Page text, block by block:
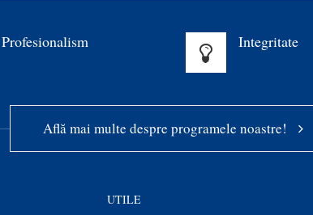
Profesionalism Integritate
Află mai multe despre programele noastre!
UTILE